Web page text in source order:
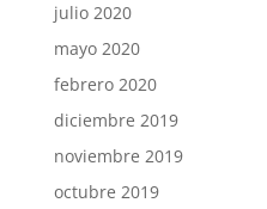
julio 2020
mayo 2020
febrero 2020
diciembre 2019
noviembre 2019
octubre 2019